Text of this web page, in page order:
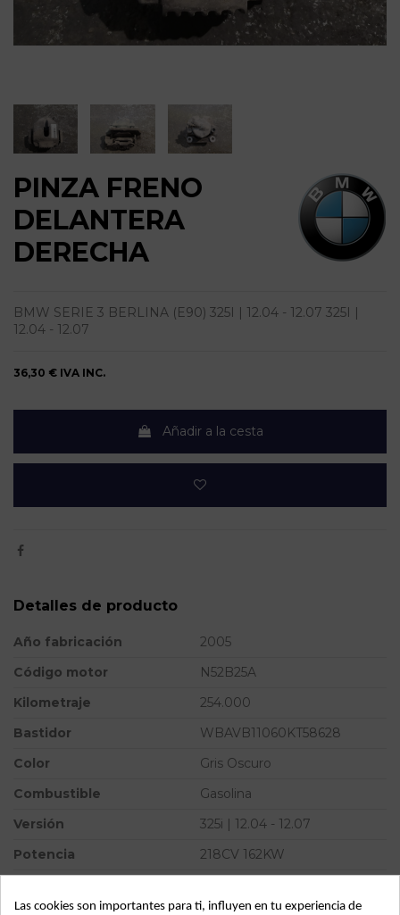
PINZA FRENO
DELANTERA
DERECHA
BMW SERIE 3 BERLINA (E90) 325I | 12.04 - 12.07 325I |
12.04 - 12.07
36,30 € IVA INC.
Añadir a la cesta
Detalles de producto
Año fabricación
2005
Código motor
N52B25A
Kilometraje
254.000
Bastidor
WBAVB11060KT58628
Color
Gris Oscuro
Combustible
Gasolina
Versión
325i | 12.04 - 12.07
Potencia
218CV 162KW
| 12.04 - 12.07
Las cookies son importantes para ti, influyen en tu experiencia de